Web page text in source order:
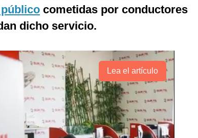
cometidas por conductores
dicho servicio.
Lea el artículo